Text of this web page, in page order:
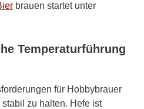
brauen startet unter
Temperaturführung
für Hobbybrauer
zu halten. Hefe ist